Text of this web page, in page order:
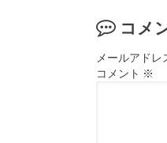
コメ
メールアドレ
コメント ※